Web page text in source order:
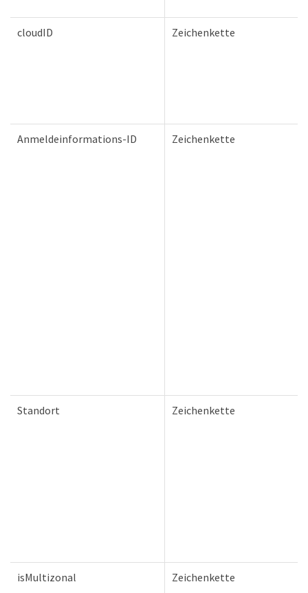
cloudID Zeichenkette
Anmeldeinformations-ID Zeichenkette
Standort Zeichenkette
isMultizonal Zeichenkette